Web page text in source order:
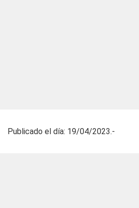
Publicado el día: 19/04/2023.-